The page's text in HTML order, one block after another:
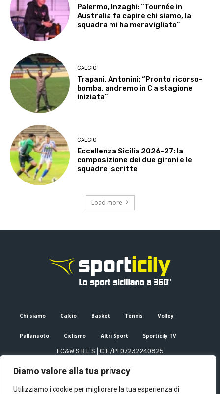
Diamo valore alla tua privacy
Utilizziamo i cookie per migliorare la tua esperienza di
Palermo, Inzaghi: “Tournée in
Australia fa capire chi siamo, la
squadra mi ha meravigliato”
CALCIO
Trapani, Antonini: “Pronto ricorso-
bomba, andremo in C a stagione
iniziata”
CALCIO
Eccellenza Sicilia 2026-27: la
composizione dei due gironi e le
squadre iscritte
Load more
Chi siamo Calcio Basket Tennis Volley
Pallanuoto Ciclismo Altri Sport Sporticily TV
FC&W S.R.L.S | C.F./PI 07232240825
Editore e direttore responsabile: Francesco Cammuca | Registro
Mail: info@sporticily.it| Telefono:+39 371 788 7216